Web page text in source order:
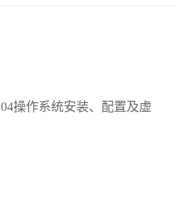
操作系统安装、配置及虚